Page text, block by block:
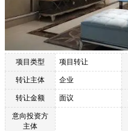
项目类型 项目转让
转让主体 企业
转让金额 面议
意向投资方
主体